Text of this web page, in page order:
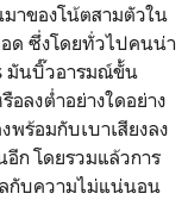
าของโน้ตสามตัวใน
ด ซึ่งโดยทั่วไปคนน่า
มันบิ๊วอารมณ์ขั้น
อลงต่ำอย่างใดอย่าง
พร้อมกับเบาเสียงลง
ก โดยรวมแล้วการ
กับความไม่แน่นอน